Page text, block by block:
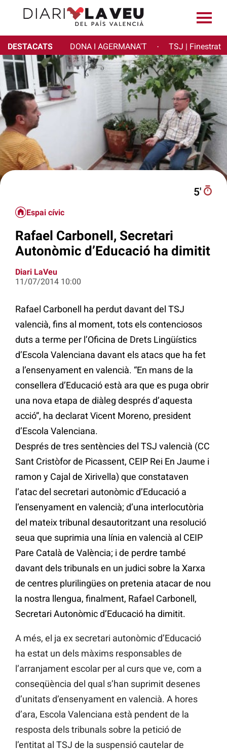
DESTACATS DONA I AGERMANA'T · TSJ | Finestrat
5′
Espai cívic
Rafael Carbonell, Secretari
Autonòmic d’Educació ha dimitit
Diari LaVeu
11/07/2014 10:00
Rafael Carbonell ha perdut davant del TSJ
valencià, fins al moment, tots els contenciosos
duts a terme per l’Oficina de Drets Lingüístics
d’Escola Valenciana davant els atacs que ha fet
a l’ensenyament en valencià. “En mans de la
consellera d’Educació està ara que es puga obrir
una nova etapa de diàleg després d’aquesta
acció”, ha declarat Vicent Moreno, president
d’Escola Valenciana.
Després de tres sentències del TSJ valencià (CC
Sant Cristòfor de Picassent, CEIP Rei En Jaume i
ramon y Cajal de Xirivella) que constataven
l’atac del secretari autonòmic d’Educació a
l’ensenyament en valencià; d’una interlocutòria
del mateix tribunal desautoritzant una resolució
seua que suprimia una línia en valencià al CEIP
Pare Català de València; i de perdre també
davant dels tribunals en un judici sobre la Xarxa
de centres plurilingües on pretenia atacar de nou
la nostra llengua, finalment, Rafael Carbonell,
Secretari Autonòmic d’Educació ha dimitit.
A més, el ja ex secretari autonòmic d’Educació
ha estat un dels màxims responsables de
l’arranjament escolar per al curs que ve, com a
conseqüència del qual s’han suprimit desenes
d’unitats d’ensenyament en valencià. A hores
d’ara, Escola Valenciana està pendent de la
resposta dels tribunals sobre la petició de
l’entitat al TSJ de la suspensió cautelar de